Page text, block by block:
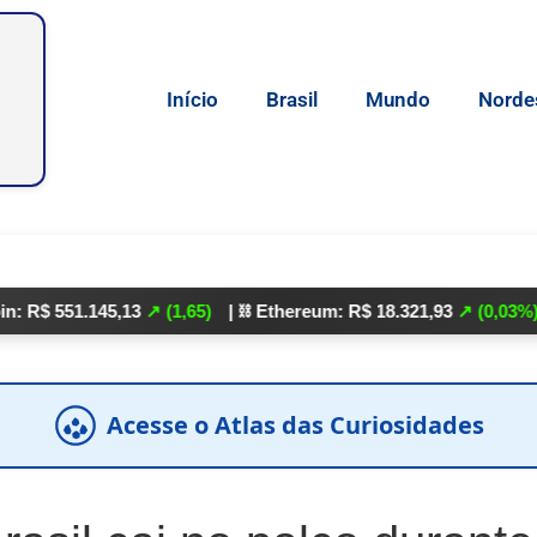
Início Brasil Mundo
↗ (1,65) | ⛓️ Ethereum: R$ 18.321,93 ↗ (0,03%) | 🌕
Acesse o Atlas das Curiosidades